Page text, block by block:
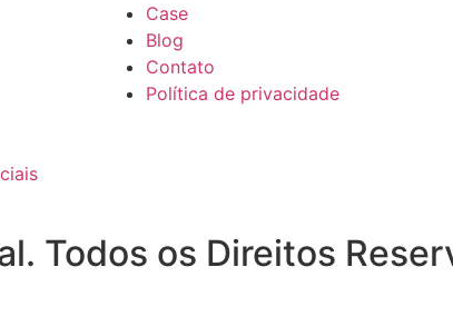
Case
Blog
Contato
Política de privacidade
Todos os Direitos